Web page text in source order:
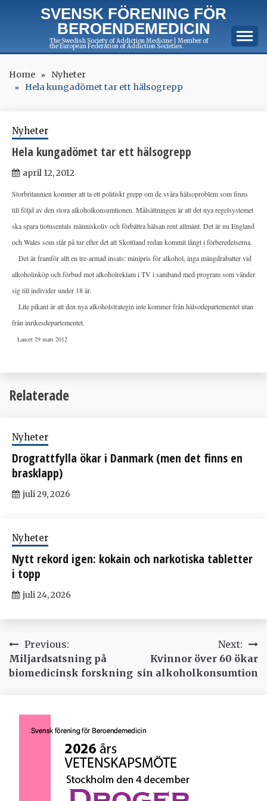
SVENSK FÖRENING FÖR
BEROENDEMEDICIN
The Swedish Society of Addiction Medicine | Member of
the European Federation of Addiction Societies.
Home
Nyheter
Hela kungadömet tar ett hälsogrepp
Nyheter
Hela kungadömet tar ett hälsogrepp
april 12, 2012
Storbritannien kommer att ta ett politiskt grepp om de svåra hälsoproblem som finns
till följd av den stora alkoholkonsumtionen. Målsättningen är att det nya regelsystemet
ska spara tiotusentals människoliv och förbättra hälsan rent allmänt. Det är nu England
och Wales som står på tur efter det att Skottland redan kommit långt i förberedelserna.
Det är framför allt en tre-armad insats: minipris för alkohol, inga mängdrabatter vid
alkoholinköp och förbud mot alkoholreklam i TV i samband med program som vänder
sig till individer under 18 år.
Lite pikant är att den nya alkoholstrategin inte kommer från hälsodepartementet utan
från inrikesdepartementet.
Lancet 29 mars 2012
Relaterade
Nyheter
Drograttfylla ökar i Danmark (men det finns en
brasklapp)
juli 29, 2026
Nyheter
Nytt rekord igen: kokain och narkotiska tabletter
i topp
juli 24, 2026
Inläggsnavigering
Previous:
Miljardsatsning på
biomedicinsk forskning
Next:
Kvinnor över 60 ökar
sin alkoholkonsumtion